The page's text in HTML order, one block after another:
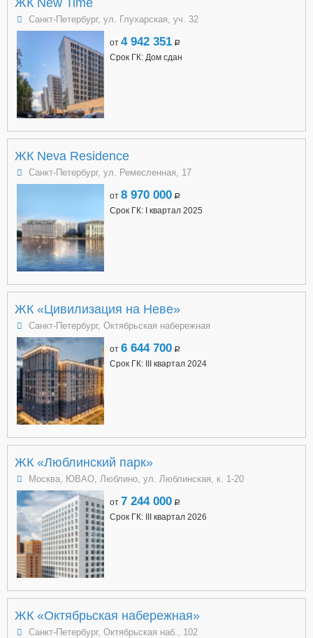
Санкт-Петербург, ул. Глухарская, уч. 32
от 4 942 351 a
Срок ГК: Дом сдан
ЖК Neva Residence
Санкт-Петербург, ул. Ремесленная, 17
от 8 970 000 a
Срок ГК: I квартал 2025
ЖК «Цивилизация на Неве»
Санкт-Петербург, Октябрьская набережная
от 6 644 700 a
Срок ГК: III квартал 2024
ЖК «Люблинский парк»
Москва, ЮВАО, Люблино, ул. Люблинская, к. 1-20
от 7 244 000 a
Срок ГК: III квартал 2026
ЖК «Октябрьская набережная»
Санкт-Петербург, Октябрьская наб., 102